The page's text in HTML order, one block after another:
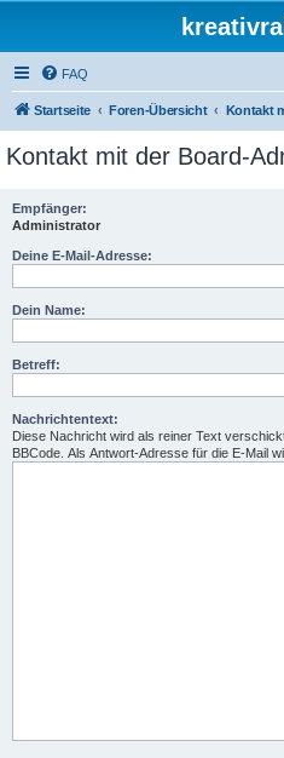
FAQ
Startseite Foren-Übersicht
Kontakt mit der Board-
Empfänger:
Administrator
Deine E-Mail-Adresse:
Dein Name:
Betreff:
Nachrichtentext:
Diese Nachricht wird als reiner Text
BBCode. Als Antwort-Adresse für die E-Mail